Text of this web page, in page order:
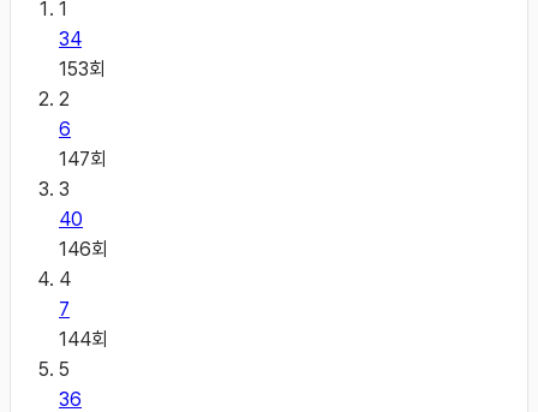
1
34
153회
2
6
147회
3
40
146회
4
7
144회
5
36